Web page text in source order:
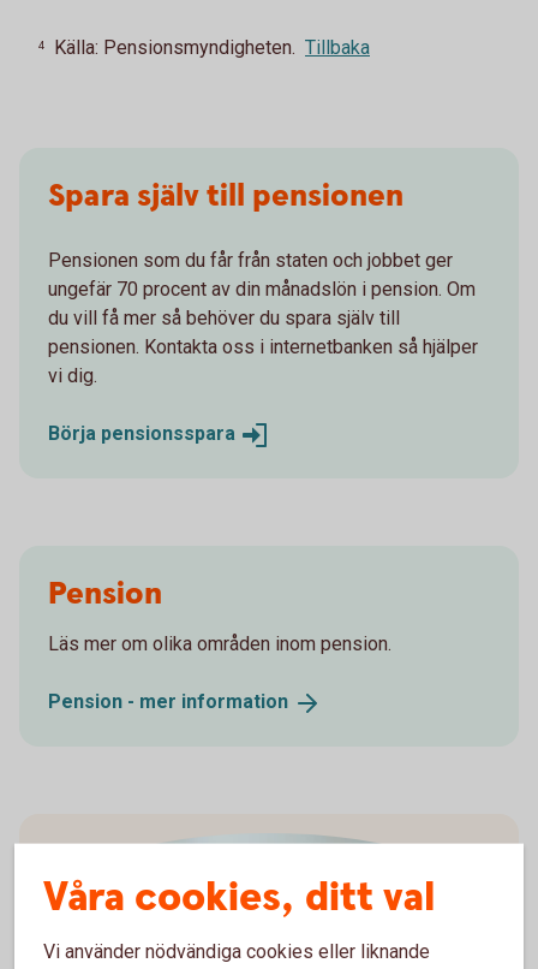
4 Källa: Pensionsmyndigheten. Tillbaka
Spara själv till pensionen
Pensionen som du får från staten och jobbet ger
ungefär 70 procent av din månadslön i pension. Om
du vill få mer så behöver du spara själv till
pensionen. Kontakta oss i internetbanken så hjälper
vi dig.
Börja pensionsspara
Pension
Läs mer om olika områden inom pension.
Pension - mer information
Våra cookies, ditt val
Vi använder nödvändiga cookies eller liknande